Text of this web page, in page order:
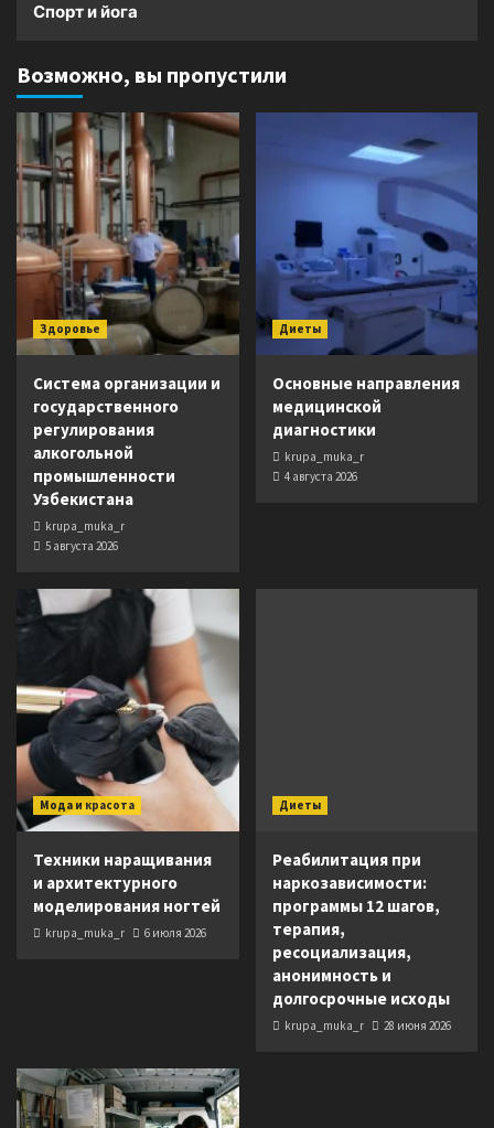
Спорт и йога
Возможно, вы пропустили
Здоровье
Система организации и
государственного
регулирования
алкогольной
промышленности
Узбекистана
krupa_muka_r
5 августа 2026
Диеты
Основные направления
медицинской
диагностики
krupa_muka_r
4 августа 2026
Мода и красота
Техники наращивания
и архитектурного
моделирования ногтей
krupa_muka_r 6 июля 2026
Диеты
Реабилитация при
наркозависимости:
программы 12 шагов,
терапия,
ресоциализация,
анонимность и
долгосрочные исходы
krupa_muka_r 28 июня 2026